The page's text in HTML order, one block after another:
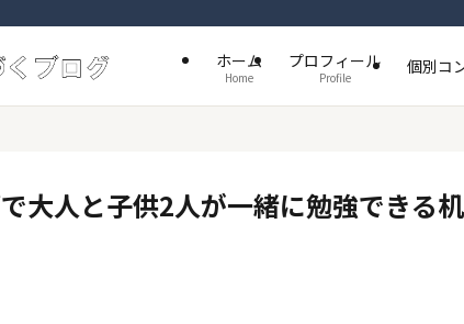
ホーム
Home
プロフィール
Profile
個別コ
大人と子供2人が一緒に勉強できる